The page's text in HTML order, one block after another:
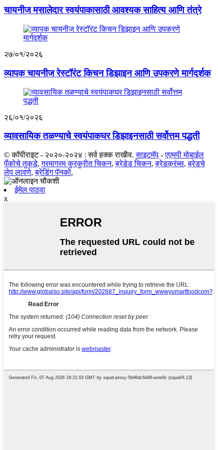
चायनीज मसालेदार स्वयंपाकासाठी आवश्यक साहित्य आणि तंत्रे
२७/०१/२०२६
व्यापक चायनीज रेस्टॉरंट किचन डिझाइन आणि उपकरणे मार्गदर्शक
२६/०१/२०२६
व्यावसायिक तळण्याचे स्वयंपाकघर डिझाइनसाठी सर्वोत्तम पद्धती
© कॉपीराइट - २०२०-२०२४ : सर्व हक्क राखीव. साइटमॅप -एएमपी मोबाईल
पँकोचे तुकडे,गरमागरम कुरकुरीत चिकन,ब्रेडेड चिकन,ब्रेडक्रंब्स,ब्रेडचे
लेप लावणे,ब्रेडिंग पॅनको,
ईमेल पाठवा
x